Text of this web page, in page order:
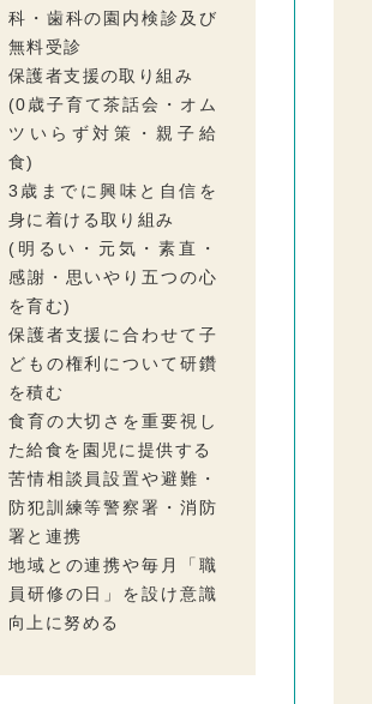
科・歯科の園内検診及び
無料受診
保護者支援の取り組み
(0歳子育て茶話会・オム
ツいらず対策・親子給
食)
3歳までに興味と自信を
身に着ける取り組み
(明るい・元気・素直・
感謝・思いやり五つの心
を育む)
保護者支援に合わせて子
どもの権利について研鑽
を積む
食育の大切さを重要視し
た給食を園児に提供する
苦情相談員設置や避難・
防犯訓練等警察署・消防
署と連携
地域との連携や毎月「職
員研修の日」を設け意識
向上に努める